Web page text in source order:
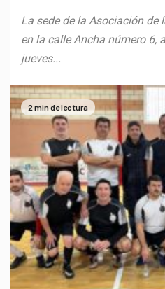
La sede de la Asociación de
en la calle Ancha número 6,
jueves...
2 min de lectura